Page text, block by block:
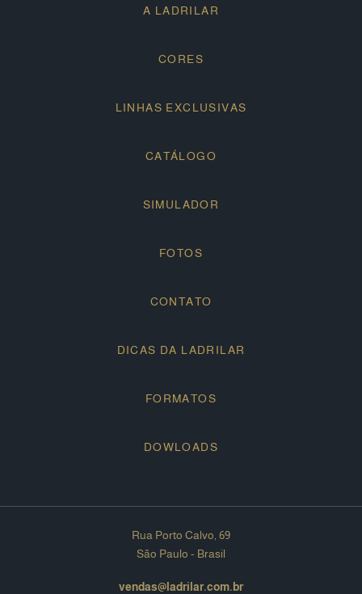
A LADRILAR
CORES
LINHAS EXCLUSIVAS
CATÁLOGO
SIMULADOR
FOTOS
CONTATO
DICAS DA LADRILAR
FORMATOS
DOWLOADS
Rua Porto Calvo, 69
São Paulo - Brasil
vendas@ladrilar.com.br